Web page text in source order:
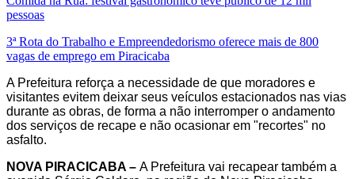
pessoas
3ª Rota do Trabalho e Empreendedorismo oferece mais de 800
vagas de emprego em Piracicaba
A Prefeitura reforça a necessidade de que moradores e
visitantes evitem deixar seus veículos estacionados nas vias
durante as obras, de forma a não interromper o andamento
dos serviços de recape e não ocasionar em "recortes" no
asfalto.
NOVA PIRACICABA – A Prefeitura vai recapear também a